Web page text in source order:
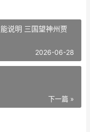
说明 三国望神州贾
2026-06-28
下一篇 »